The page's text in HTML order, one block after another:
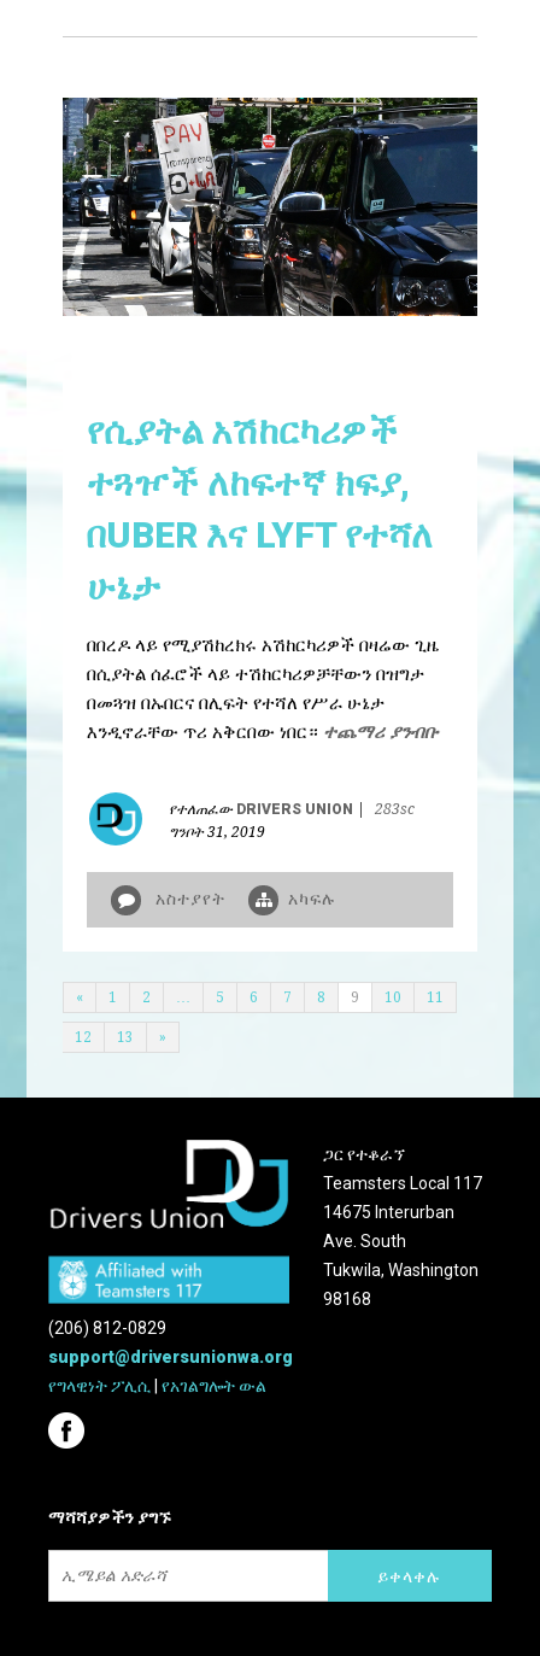
የሲያትል አሽከርካሪዎች
ተጓዦች ለከፍተኛ ክፍያ,
በUBER እና LYFT የተሻለ
ሁኔታ
በበረዶ ላይ የሚያሽከረክሩ አሽከርካሪዎች በዛሬው ጊዜ
በሲያትል ሰፈሮች ላይ ተሽከርካሪዎቻቸውን በዝግታ
በመጓዝ በኡበርና በሊፍት የተሻለ የሥራ ሁኔታ
እንዲኖራቸው ጥሪ አቅርበው ነበር። ተጨማሪ ያንብቡ
የተለጠፈው DRIVERS UNION
283sc
ግንቦት 31, 2019
አስተያየት አካፍሉ
« 1 2 … 5 6 7 8 9 10 11
12 13 »
ጋር የተቆራኘ
Teamsters Local 117
14675 Interurban
Ave. South
Tukwila, Washington
98168
(206) 812-0829
support@driversunionwa.org
የግላዊነት ፖሊሲ |የአገልግሎት ውል
ማሻሻያዎችን ያግኙ